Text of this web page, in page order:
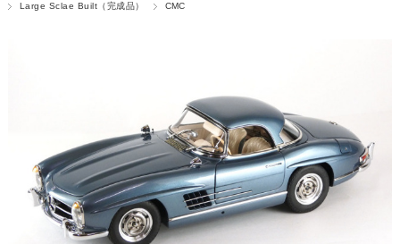
Large Sclae Built（完成品）
CMC